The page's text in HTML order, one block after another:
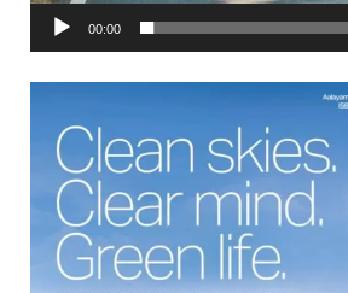
00:00